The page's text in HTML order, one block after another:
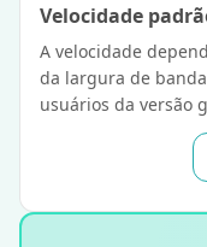
Velocidade
A velocidade
da largura de
usuários da versão